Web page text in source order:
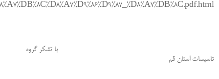
با تشکر گروه
تاسیسات استان قم